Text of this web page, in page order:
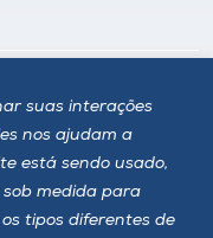
suas interações
nos ajudam a
está sendo usado,
medida para
tipos diferentes de